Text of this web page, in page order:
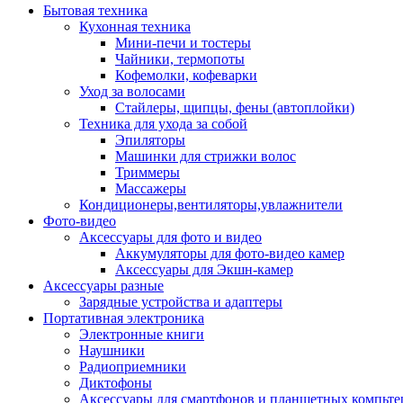
Бытовая техника
Кухонная техника
Мини-печи и тостеры
Чайники, термопоты
Кофемолки, кофеварки
Уход за волосами
Стайлеры, щипцы, фены (автоплойки)
Техника для ухода за собой
Эпиляторы
Машинки для стрижки волос
Триммеры
Массажеры
Кондиционеры,вентиляторы,увлажнители
Фото-видео
Аксессуары для фото и видео
Аккумуляторы для фото-видео камер
Аксессуары для Экшн-камер
Аксессуары разные
Зарядные устройства и адаптеры
Портативная электроника
Электронные книги
Наушники
Радиоприемники
Диктофоны
Аксессуары для смартфонов и планшетных